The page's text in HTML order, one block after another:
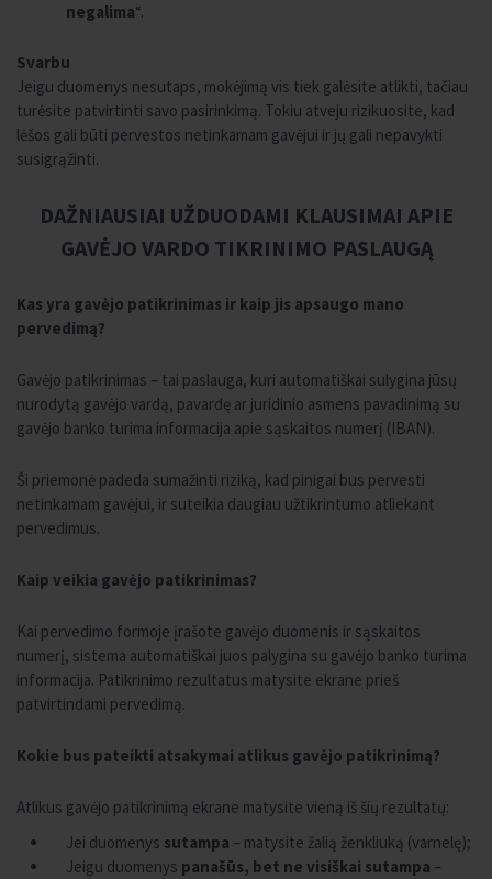
negalima“.
Svarbu
Jeigu duomenys nesutaps, mokėjimą vis tiek galėsite atlikti, tačiau
turėsite patvirtinti savo pasirinkimą. Tokiu atveju rizikuosite, kad
lėšos gali būti pervestos netinkamam gavėjui ir jų gali nepavykti
susigrąžinti.
DAŽNIAUSIAI UŽDUODAMI KLAUSIMAI APIE
GAVĖJO VARDO TIKRINIMO PASLAUGĄ
Kas yra gavėjo patikrinimas ir kaip jis apsaugo mano
pervedimą?
Gavėjo patikrinimas – tai paslauga, kuri automatiškai sulygina jūsų
nurodytą gavėjo vardą, pavardę ar juridinio asmens pavadinimą su
gavėjo banko turima informacija apie sąskaitos numerį (IBAN).
Ši priemonė padeda sumažinti riziką, kad pinigai bus pervesti
netinkamam gavėjui, ir suteikia daugiau užtikrintumo atliekant
pervedimus.
Kaip veikia gavėjo patikrinimas?
Kai pervedimo formoje įrašote gavėjo duomenis ir sąskaitos
numerį, sistema automatiškai juos palygina su gavėjo banko turima
informacija. Patikrinimo rezultatus matysite ekrane prieš
patvirtindami pervedimą.
Kokie bus pateikti atsakymai atlikus gavėjo patikrinimą?
Atlikus gavėjo patikrinimą ekrane matysite vieną iš šių rezultatų:
Jei duomenys sutampa – matysite žalią ženkliuką (varnelę);
Jeigu duomenys panašūs, bet ne visiškai sutampa –